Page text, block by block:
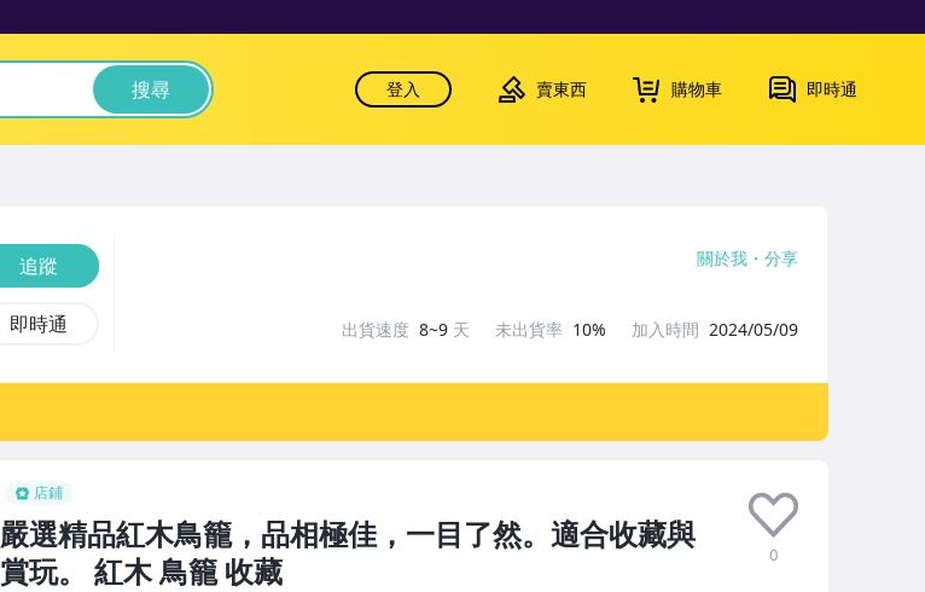
搜尋 登入 賣東西 購物車 即時通
店鋪
嚴選精品紅木鳥籠，品相極佳，一目了然。適合收藏與
賞玩。 紅木 鳥籠 收藏
0
追蹤
即時通
關於我 分享
出貨速度 8~9 天 未出貨率 10% 加入時間 2024/05/09